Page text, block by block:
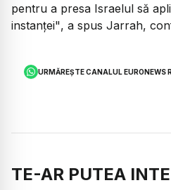
pentru a presa Israelul să
instanței", a spus Jarrah,
URMĂREȘTE CANALUL EURONEWS
TE-AR PUTEA